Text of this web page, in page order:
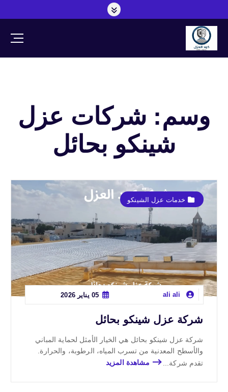
وسم: شركات عزل
شينكو بحائل
ali ali 05 يناير 2026
خدمات عزل الشينكو
شركة عزل شينكو بحائل
شركة عزل شينكو بحائل هي الخيار الأمثل لحماية المباني
والأسطح المعدنية من تسرب المياه، الرطوبة، والحرارة.
تقدم شركة...
مشاهدة المزيد